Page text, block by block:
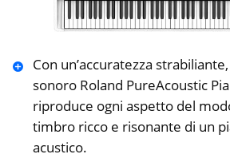
Con un’accuratezza
sonoro Roland PureAcoustic
riproduce ogni aspetto del
timbro ricco e risonante di un
acustico.